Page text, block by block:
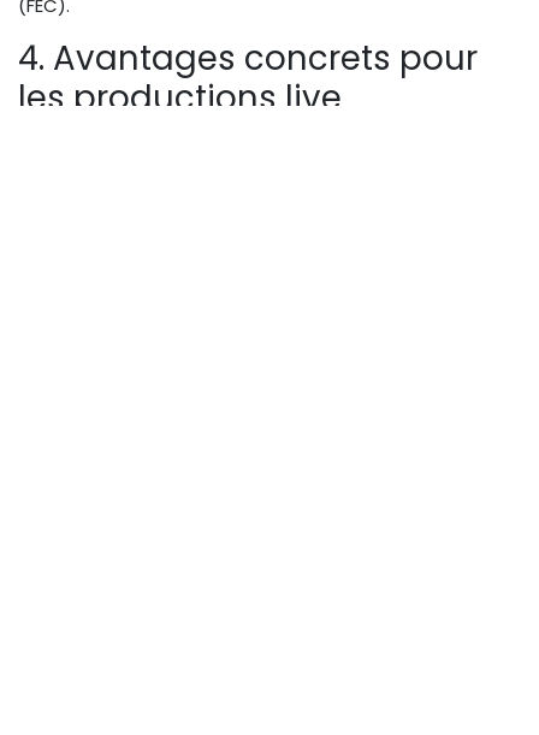
(FEC).
4. Avantages concrets pour
les productions live